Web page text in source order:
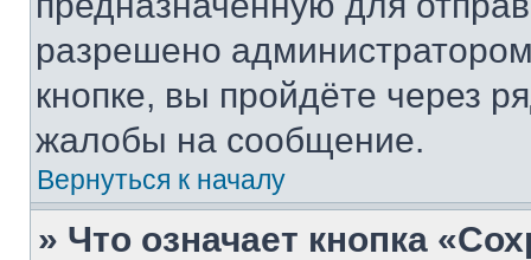
разрешено
кнопке, вы пройдёте через
жалобы на сообщение.
Вернуться к началу
» Что означает кнопка